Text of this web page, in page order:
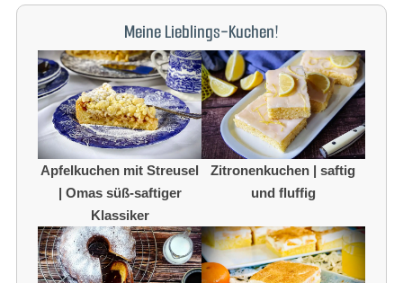
Meine Lieblings-Kuchen!
Apfelkuchen mit Streusel
| Omas süß-saftiger
Klassiker
Zitronenkuchen | saftig
und fluffig